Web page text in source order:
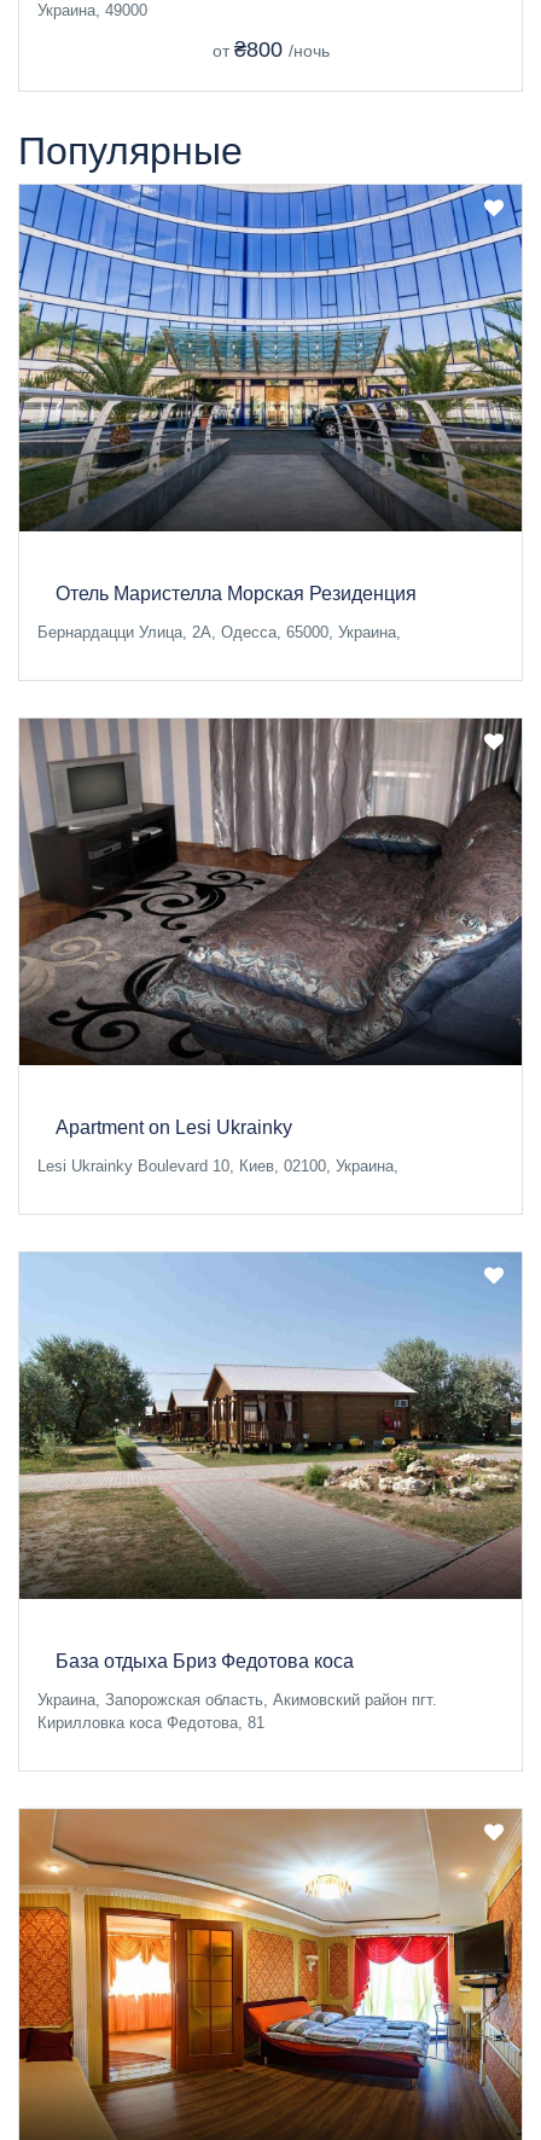
Украина, 49000
от ₴800 /ночь
Популярные
Отель Маристелла Морская Резиденция
Бернардацци Улица, 2А, Одесса, 65000, Украина,
Apartment on Lesi Ukrainky
Lesi Ukrainky Boulevard 10, Киев, 02100, Украина,
База отдыха Бриз Федотова коса
Украина, Запорожская область, Акимовский район пгт.
Кирилловка коса Федотова, 81